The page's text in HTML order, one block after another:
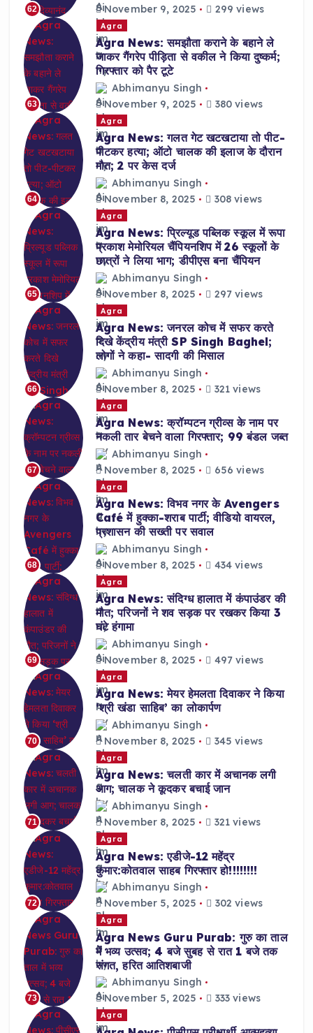
62
November 9, 2025
299 views
63
Agra
Agra News: समझौता कराने के बहाने ले
जाकर गैंगरेप पीड़िता से वकील ने किया दुष्कर्म;
गिरफ्तार को पैर टूटे
Abhimanyu Singh
November 9, 2025
380 views
64
Agra
Agra News: गलत गेट खटखटाया तो पीट-
पीटकर हत्या; ऑटो चालक की इलाज के दौरान
मौत; 2 पर केस दर्ज
Abhimanyu Singh
November 8, 2025
308 views
65
Agra
Agra News: प्रिल्यूड पब्लिक स्कूल में रूपा
प्रकाश मेमोरियल चैंपियनशिप में 26 स्कूलों के
छात्रों ने लिया भाग; डीपीएस बना चैंपियन
Abhimanyu Singh
November 8, 2025
297 views
66
Agra
Agra News: जनरल कोच में सफर करते
दिखे केंद्रीय मंत्री SP Singh Baghel;
लोगों ने कहा- सादगी की मिसाल
Abhimanyu Singh
November 8, 2025
321 views
67
Agra
Agra News: क्रॉम्पटन ग्रीव्स के नाम पर
नकली तार बेचने वाला गिरफ्तार; 99 बंडल जब्त
Abhimanyu Singh
November 8, 2025
656 views
68
Agra
Agra News: विभव नगर के Avengers
Café में हुक्का-शराब पार्टी; वीडियो वायरल,
प्रशासन की सख्ती पर सवाल
Abhimanyu Singh
November 8, 2025
434 views
69
Agra
Agra News: संदिग्ध हालात में कंपाउंडर की
मौत; परिजनों ने शव सड़क पर रखकर किया 3
घंटे हंगामा
Abhimanyu Singh
November 8, 2025
497 views
70
Agra
Agra News: मेयर हेमलता दिवाकर ने किया
‘श्री खंडा साहिब’ का लोकार्पण
Abhimanyu Singh
November 8, 2025
345 views
71
Agra
Agra News: चलती कार में अचानक लगी
आग; चालक ने कूदकर बचाई जान
Abhimanyu Singh
November 8, 2025
321 views
72
Agra
Agra News: एडीजे-12 महेंद्र
कुमार:कोतवाल साहब गिरफ्तार हो!!!!!!!!
Abhimanyu Singh
November 5, 2025
302 views
73
Agra
Agra News Guru Purab: गुरु का ताल
में भव्य उत्सव; 4 बजे सुबह से रात 1 बजे तक
संगत, हरित आतिशबाजी
Abhimanyu Singh
November 5, 2025
333 views
Agra